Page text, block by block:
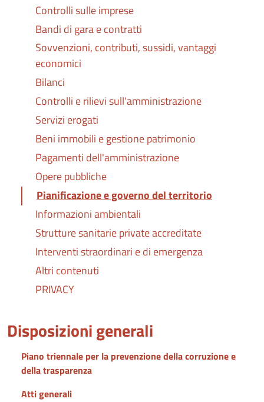
Controlli sulle imprese
Bandi di gara e contratti
Sovvenzioni, contributi, sussidi, vantaggi
economici
Bilanci
Controlli e rilievi sull'amministrazione
Servizi erogati
Beni immobili e gestione patrimonio
Pagamenti dell'amministrazione
Opere pubbliche
Pianificazione e governo del territorio
Informazioni ambientali
Strutture sanitarie private accreditate
Interventi straordinari e di emergenza
Altri contenuti
PRIVACY
Disposizioni generali
Piano triennale per la prevenzione della corruzione e
della trasparenza
Atti generali